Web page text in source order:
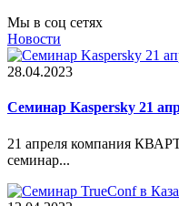
Мы в соц сетях
Новости
28.04.2023
Семинар Kaspersky 21
21 апреля компания
семинар...